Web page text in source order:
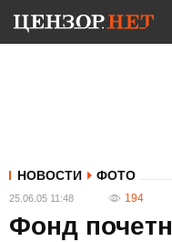
НОВОСТИ ФОТО
25.06.05 11:48 194
Фонд